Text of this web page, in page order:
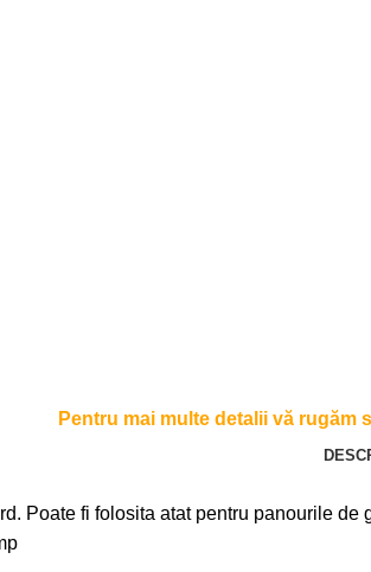
Pentru mai multe detalii vă
Poate fi folosita atat pentru panourile de